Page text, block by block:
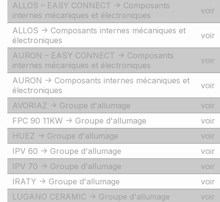
ALLOS – EASY CONNECT -> Composants
internes mécaniques et électroniques
voir
ALLOS -> Composants internes mécaniques et
électroniques
voir
AURON – EASY CONNECT -> Composants
internes mécaniques et électroniques
voir
AURON -> Composants internes mécaniques et
électroniques
voir
AVORIAZ -> Groupe d'allumage
voir
FPC 90 11KW -> Groupe d'allumage
voir
HUEZ -> Groupe d'allumage
voir
IPV 60 -> Groupe d'allumage
voir
IPV 70 -> Groupe d'allumage
voir
IRATY -> Groupe d'allumage
voir
LUGANO CERAMIC -> Groupe d'allumage
voir